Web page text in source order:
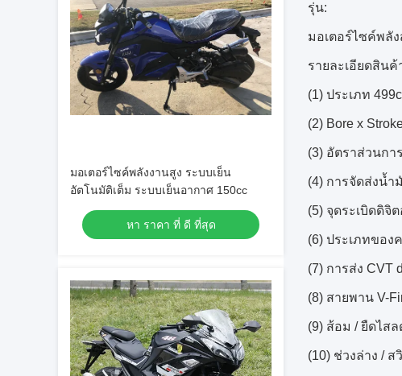
มอเตอร์ไซค์พลังงานสูง ระบบเย็น
อัตโนมัติเต็ม ระบบเย็นอากาศ 150cc
หา ราคา ที่ ดี ที่สุด
รุ่น:
มอเตอร์ไซค์พลัง
รายละเอียดสินค้
(1) ประเภท
(2) Bore x
(3) อัตราส่วนกา
(4) การจัดส่งน้ำ
(5) จุดระเบิดดิจิ
(6) ประเภทของ
(7) การส่ง CVT
(8) สายพาน V-
(9) ส้อม / ยืดไส
(10) ช่วงล่าง /